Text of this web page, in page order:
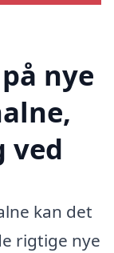
nye
ved
kan det
rigtige nye